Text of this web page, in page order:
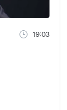
19:03